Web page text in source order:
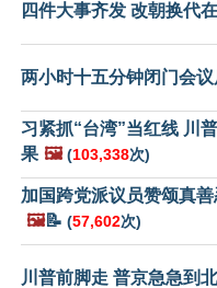
四件大事齐发 改朝换代
两小时十五分钟闭门会
习紧抓“台湾”当红线 川
果 🖼️ (103,338次)
加国跨党派议员赞颂真
🖼️📝 (57,602次)
川普前脚走 普京急急到